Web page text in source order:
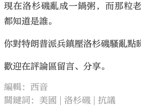
現在洛杉磯亂成一鍋粥，而那粒
都知道是誰。
你對特朗普派兵鎮壓洛杉磯騷亂點
歡迎在評論區留言、分享。
編輯：西音
關鍵詞： 美國 洛杉磯 抗議